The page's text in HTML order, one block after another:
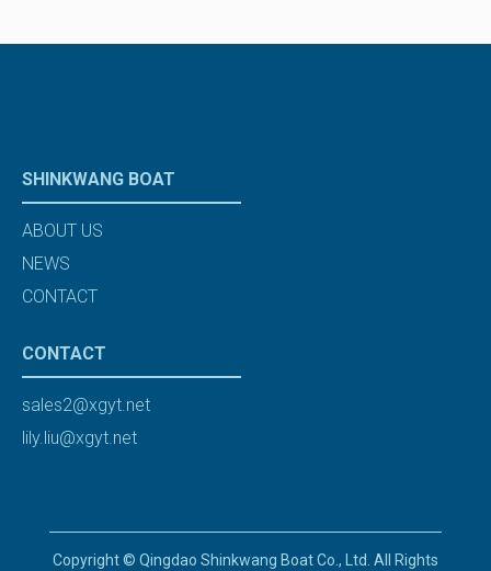
SHINKWANG BOAT
ABOUT US
NEWS
CONTACT
CONTACT
sales2@xgyt.net
lily.liu@xgyt.net
Copyright © Qingdao Shinkwang Boat Co., Ltd. All Rights